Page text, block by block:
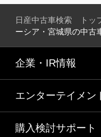
日産中古車検索 トッ
ーシア・宮城県の中古
企業・IR情報
エンターテイメン
購入検討サポート